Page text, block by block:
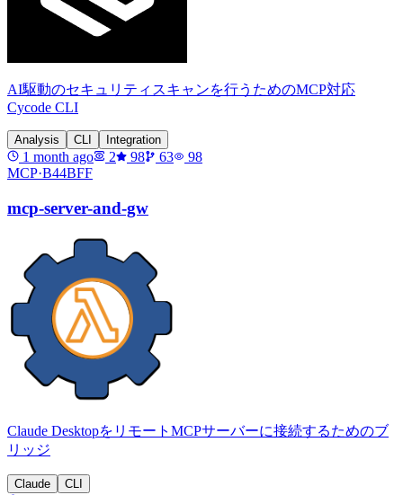
AI駆動のセキュリティスキャンを行うためのMCP対応
Cycode CLI
Analysis CLI Integration
1 month ago 2 98 63
98
MCP·B44BFF
mcp-server-and-gw
Claude DesktopをリモートMCPサーバーに接続するためのブ
リッジ
Claude CLI